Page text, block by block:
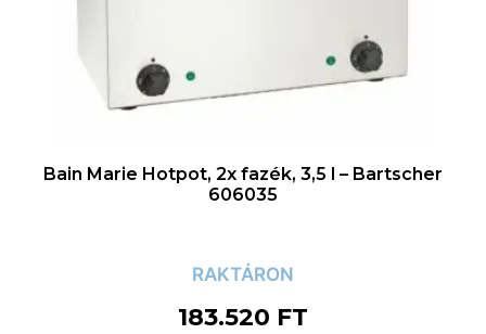
Bain Marie Hotpot, 2x fazék, 3,5 l – Bartscher
606035
RAKTÁRON
183.520 FT